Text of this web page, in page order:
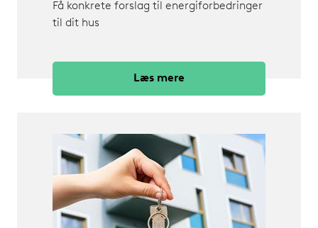
Få konkrete forslag til energiforbedringer
til dit hus
Læs mere